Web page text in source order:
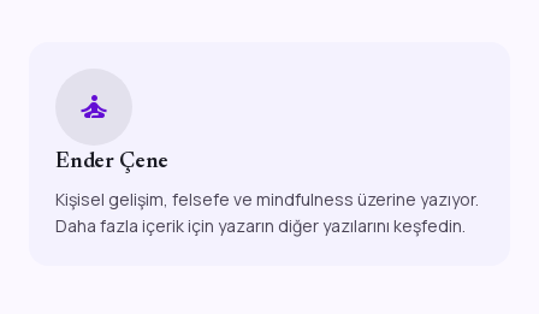
self_improvement
Ender Çene
Kişisel gelişim, felsefe ve mindfulness üzerine yazıyor.
Daha fazla içerik için yazarın diğer yazılarını keşfedin.